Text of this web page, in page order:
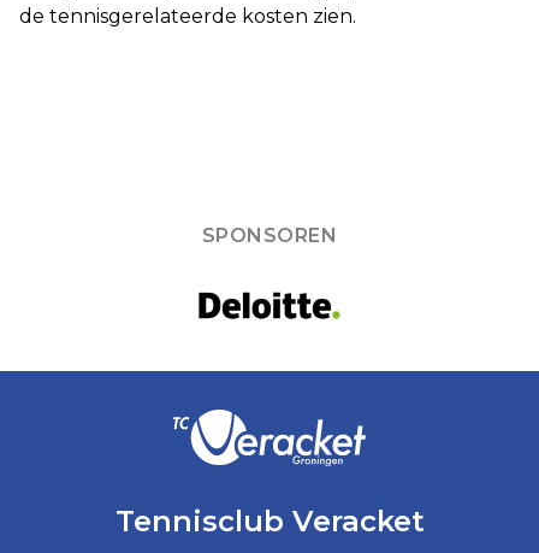
de tennisgerelateerde kosten zien.
SPONSOREN
Tennisclub Veracket